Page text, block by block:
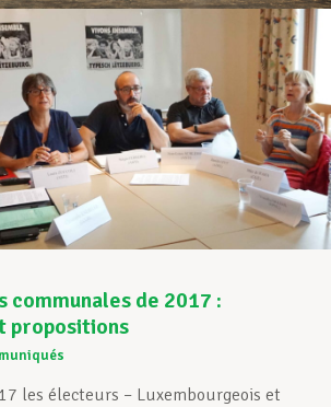
au Travail
en vie privée
communales de 2017 :
propositions
les électeurs – Luxembourgeois et